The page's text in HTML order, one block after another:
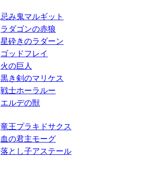
忌み鬼マルギット
ラダゴンの赤狼
星砕きのラダーン
ゴッドフレイ
火の巨人
黒き剣のマリケス
戦士ホーラルー
エルデの獣
竜王プラキドサクス
血の君主モーグ
落とし子アステール